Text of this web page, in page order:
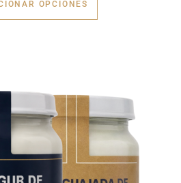
OPCIONES